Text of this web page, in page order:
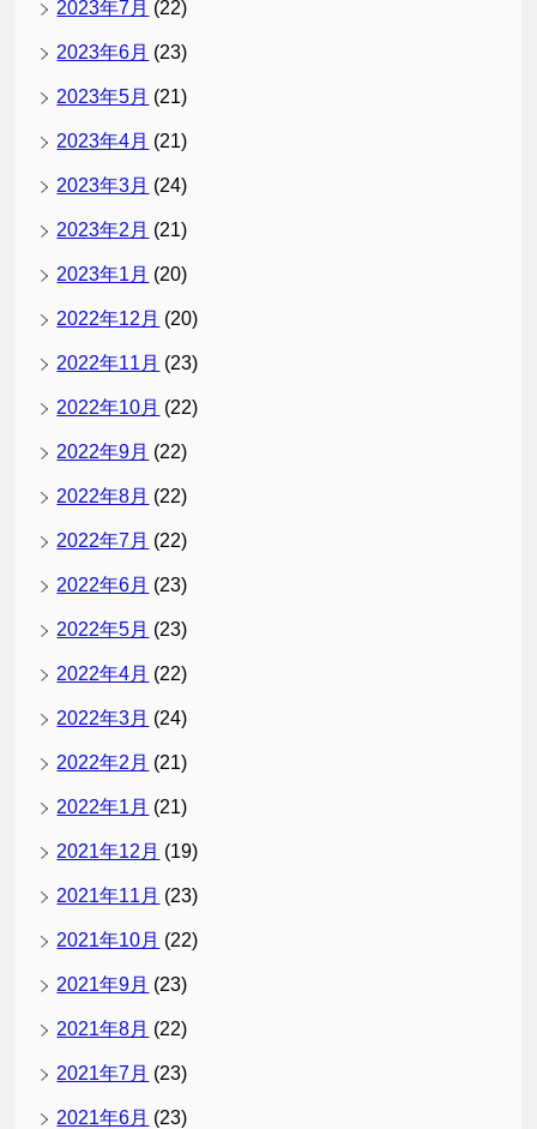
2023年7月 (22)
2023年6月 (23)
2023年5月 (21)
2023年4月 (21)
2023年3月 (24)
2023年2月 (21)
2023年1月 (20)
2022年12月 (20)
2022年11月 (23)
2022年10月 (22)
2022年9月 (22)
2022年8月 (22)
2022年7月 (22)
2022年6月 (23)
2022年5月 (23)
2022年4月 (22)
2022年3月 (24)
2022年2月 (21)
2022年1月 (21)
2021年12月 (19)
2021年11月 (23)
2021年10月 (22)
2021年9月 (23)
2021年8月 (22)
2021年7月 (23)
2021年6月 (23)